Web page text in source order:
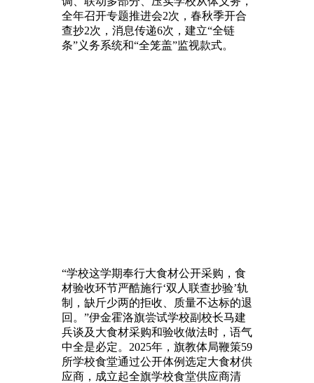
全年召开专题推进会2次，春秋季开合
查抄2次，消息传递6次，建立“全链
条”义务系统和“全笼盖”监视款式。
“学校这学期奉行大食材公开采购，食
材验收环节严酷施行‘双人联查抄验’轨
制，缺斤少两的拒收、质量不达标的退
回。”伊金霍洛旗尝试学校副校长马建
兵谈及大食材采购和验收做法时，语气
中全是必定。2025年，旗教体局鞭策59
所学校食堂通过公开体例选定大食材供
应商，成立起全旗学校食堂供应商清